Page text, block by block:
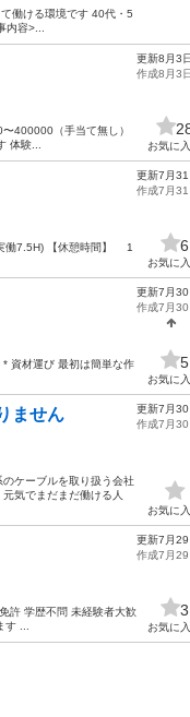
働ける環境です 40代・5
容>...
400000（手当て無し）
体験...
更新8月3日
作成8月3日
お気に
働7.5H) 【休憩時間】 1
更新7月31
作成7月31
6
お気に
資材運び 最初は簡単な作
更新7月30
作成7月30
5
お気に
ません
ケーブルを取り扱う会社
気でまだまだ働ける人
更新7月30
作成7月30
お気に
許 学歴不問 未経験者大歓
...
更新7月29
作成7月29
3
お気に